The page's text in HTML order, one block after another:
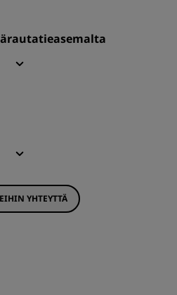
YHTEYTTÄ